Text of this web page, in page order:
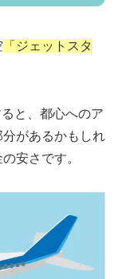
「ジェットスタ
と、都心へのア
があるかもしれ
安さです。